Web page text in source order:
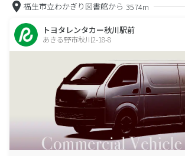
福生市立わかぎり図書館から 3574m
トヨタレンタカー秋川駅前
あきる野市秋川2-18-8